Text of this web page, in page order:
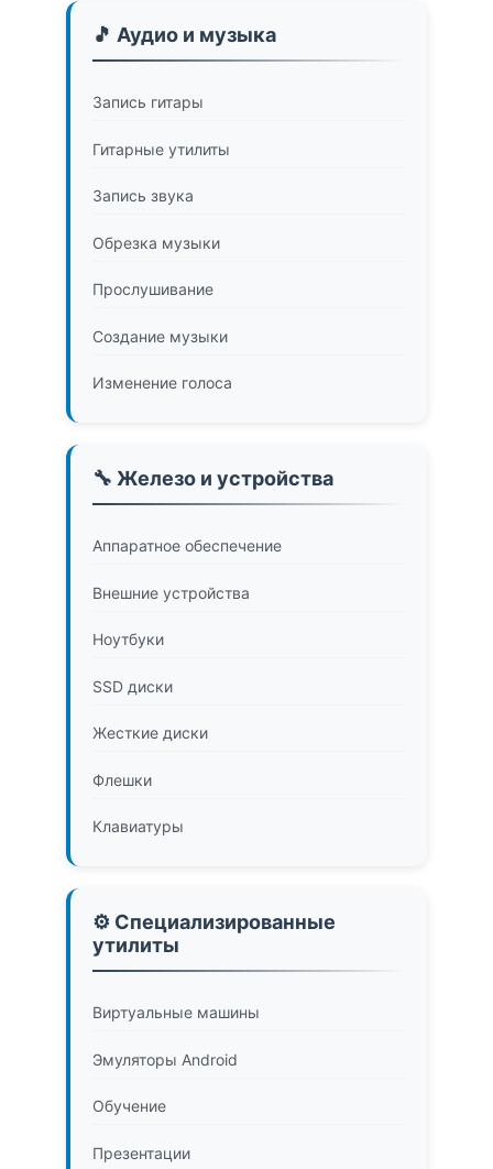
🎵 Аудио и музыка
Запись гитары
Гитарные утилиты
Запись звука
Обрезка музыки
Прослушивание
Создание музыки
Изменение голоса
🔧 Железо и устройства
Аппаратное обеспечение
Внешние устройства
Ноутбуки
SSD диски
Жесткие диски
Флешки
Клавиатуры
⚙️ Специализированные
утилиты
Виртуальные машины
Эмуляторы Android
Обучение
Презентации